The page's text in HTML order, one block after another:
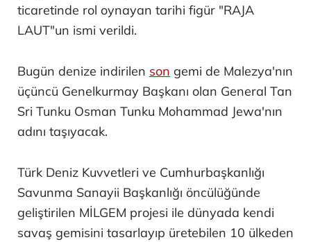
ticaretinde rol oynayan tarihi figür "RAJA
LAUT"un ismi verildi.
Bugün denize indirilen son gemi de Malezya'nın
üçüncü Genelkurmay Başkanı olan General Tan
Sri Tunku Osman Tunku Mohammad Jewa'nın
adını taşıyacak.
Türk Deniz Kuvvetleri ve Cumhurbaşkanlığı
Savunma Sanayii Başkanlığı öncülüğünde
geliştirilen MİLGEM projesi ile dünyada kendi
savaş gemisini tasarlayıp üretebilen 10 ülkeden